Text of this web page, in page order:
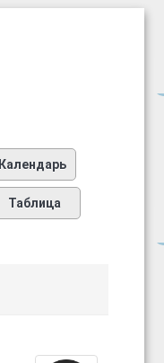
Календарь
Таблица